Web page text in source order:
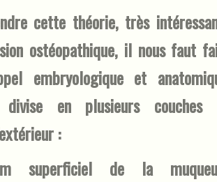
cette théorie, très
ostéopathique, il nous faut
embryologique et
divise en plusieurs couches
:
superficiel de la